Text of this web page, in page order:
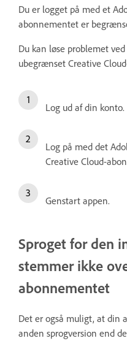
Du er logget på med et
abonnementet er
Du kan løse problemet
ubegrænset Creative
Log ud af din konto.
Log på med det
Creative Cloud-
Genstart appen.
Sproget for den
stemmer ikke
abonnementet
Det er også muligt, at din
anden sprogversion end